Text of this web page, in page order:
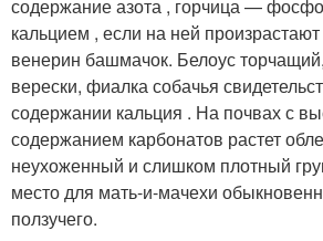
содержание азота , горчица —
кальцием , если на ней
венерин башмачок. Белоус
верески, фиалка собачья
содержании кальция . На почвах с
содержанием карбонатов растет
неухоженный и слишком плотный
место для мать-и-мачехи
ползучего.